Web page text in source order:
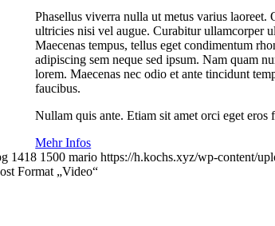
Phasellus viverra nulla ut metus varius
ultricies nisi vel augue. Curabitur ullamcorper
Maecenas tempus, tellus eget condimentum
adipiscing sem neque sed ipsum. Nam quam
lorem. Maecenas nec odio et ante tincidunt
faucibus.
Nullam quis ante. Etiam sit amet orci eget
Mehr Infos
1418 1500 mario https://h.kochs.xyz/wp-content/
Format „Video“